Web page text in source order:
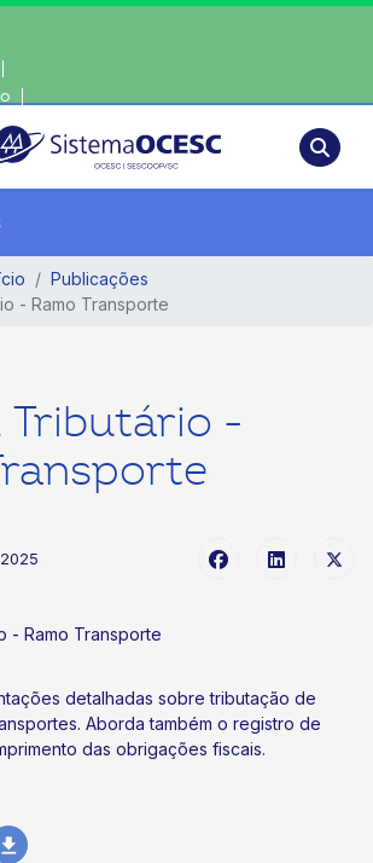
Publicações
- Ramo Transporte
Tributário -
detalhadas sobre tributação de
Aborda também o registro de
das obrigações fiscais.